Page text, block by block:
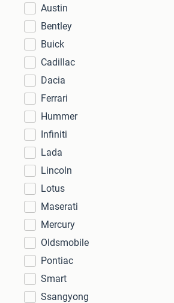
Austin
Bentley
Buick
Cadillac
Dacia
Ferrari
Hummer
Infiniti
Lada
Lincoln
Lotus
Maserati
Mercury
Oldsmobile
Pontiac
Smart
Ssangyong